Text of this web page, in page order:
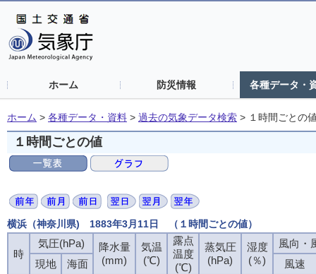
ホーム 防災情報 各種データ・
ホーム > 各種データ・資料 > 過去の気象データ検索 > １時間ごとの
１時間ごとの値
横浜（神奈川県) 1883年3月11日 （１時間ごとの値）
時
気圧(hPa)
降水量
(mm)
気温
(℃)
露点
温度
(℃)
蒸気圧
(hPa)
湿度
(％)
風向・
現地
海面
風速
時
気圧(hPa)
降水量
(mm)
気温
(℃)
露点
温度
(℃)
蒸気圧
(hPa)
湿度
(％)
風向・
現地
海面
風速
時
気圧(hPa)
降水量
(mm)
気温
(℃)
露点
温度
(℃)
蒸気圧
(hPa)
湿度
(％)
風向・
現地
海面
風速
時
気圧(hPa)
降水量
(mm)
気温
(℃)
露点
温度
(℃)
蒸気圧
(hPa)
湿度
(％)
風向・
現地
海面
風速